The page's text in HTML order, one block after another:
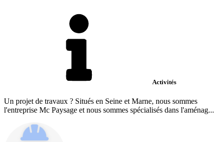
Activités
Un projet de travaux ? Situés en Seine et Marne, nous sommes
l'entreprise Mc Paysage et nous sommes spécialisés dans l'aménag...